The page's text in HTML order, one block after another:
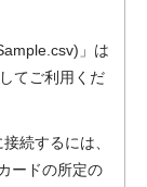
」は
てご利用くだ
続するには、
ードの所定の